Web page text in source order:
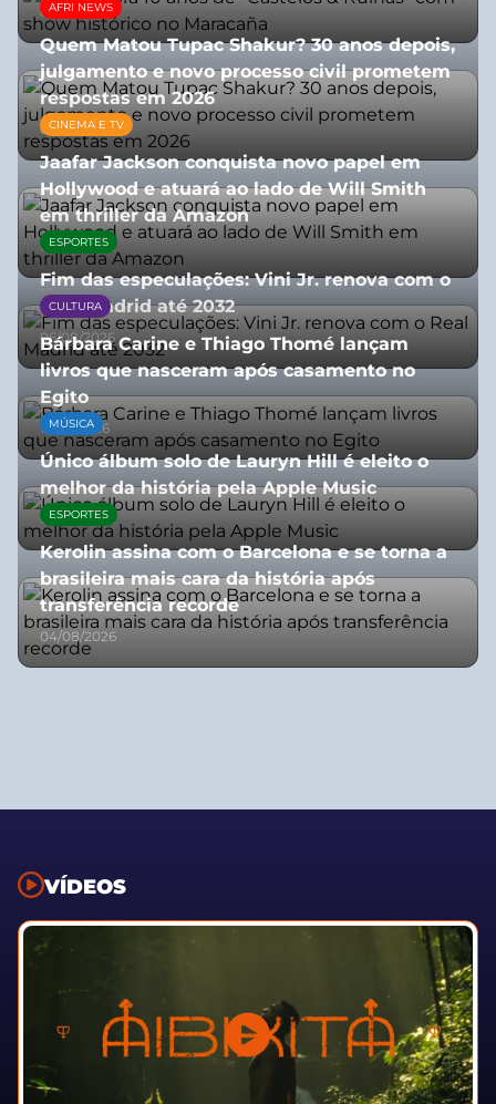
06/08/2026
AFRI NEWS
Quem Matou Tupac Shakur? 30 anos depois,
julgamento e novo processo civil prometem
respostas em 2026
05/08/2026
CINEMA E TV
Jaafar Jackson conquista novo papel em
Hollywood e atuará ao lado de Will Smith
em thriller da Amazon
06/08/2026
ESPORTES
Fim das especulações: Vini Jr. renova com o
Real Madrid até 2032
06/08/2026
CULTURA
Bárbara Carine e Thiago Thomé lançam
livros que nasceram após casamento no
Egito
10/07/2026
MÚSICA
Único álbum solo de Lauryn Hill é eleito o
melhor da história pela Apple Music
06/08/2026
ESPORTES
Kerolin assina com o Barcelona e se torna a
brasileira mais cara da história após
transferência recorde
04/08/2026
VÍDEOS